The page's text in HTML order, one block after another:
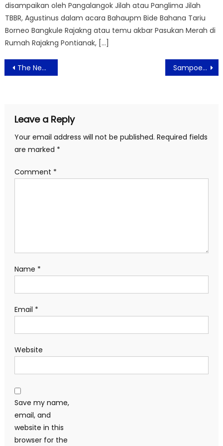
disampaikan oleh Pangalangok Jilah atau Panglima Jilah
TBBR, Agustinus dalam acara Bahaupm Bide Bahana Tariu
Borneo Bangkule Rajakng atau temu akbar Pasukan Merah di
Rumah Rajakng Pontianak, […]
Post
navigation
The New Balance 9060 Eksklusif di Foot Locker, Koleksi yang Wajib Dimiliki Sampoerna University Hadirkan Dialog Pentingnya Integrasi AI dalam Pendidikan
Leave a Reply
Your email address will not be published. Required fields
are marked *
Comment *
Name *
Email *
Website
Save my name,
email, and
website in this
browser for the